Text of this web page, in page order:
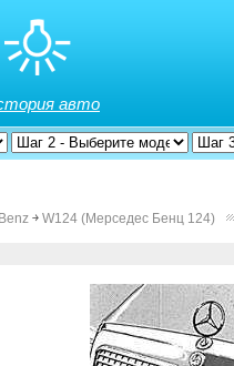
авто
￫ W124 (Мерседес Бенц 124)